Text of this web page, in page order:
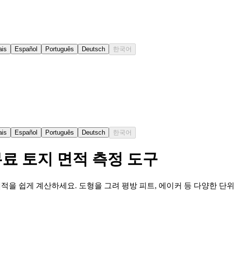
Español Português Deutsch 한국어
Español Português Deutsch 한국어
토지 면적 측정 도구
을 쉽게 계산하세요. 도형을 그려 평방 피트, 에이커 등 다양한 단